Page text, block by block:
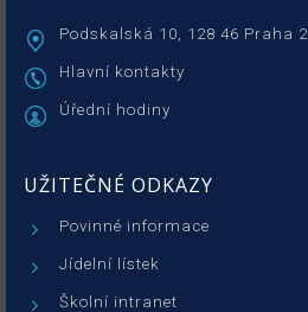
Podskalská 10, 128 46 Praha 2
Hlavní kontakty
Úřední hodiny
UŽITEČNÉ ODKAZY
Povinné informace
Jídelní lístek
Školní intranet